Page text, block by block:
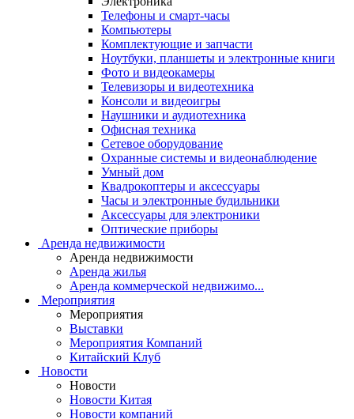
Телефоны и смарт-часы
Компьютеры
Комплектующие и запчасти
Ноутбуки, планшеты и электронные книги
Фото и видеокамеры
Телевизоры и видеотехника
Консоли и видеоигры
Наушники и аудиотехника
Офисная техника
Сетевое оборудование
Охранные системы и видеонаблюдение
Умный дом
Квадрокоптеры и аксессуары
Часы и электронные будильники
Аксессуары для электроники
Оптические приборы
Аренда недвижимости
Аренда недвижимости
Аренда жилья
Аренда коммерческой недвижимо...
Мероприятия
Мероприятия
Выставки
Мероприятия Компаний
Китайский Клуб
Новости
Новости
Новости Китая
Новости компаний